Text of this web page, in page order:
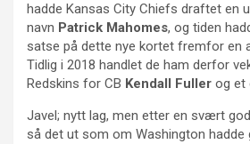
hadde Kansas City Chiefs draftet en
navn Patrick Mahomes, og tiden
satse på dette nye kortet fremfor en
Tidlig i 2018 handlet de ham derfor
Redskins for CB Kendall Fuller og et
Javel; nytt lag, men etter en svært
så det ut som om Washington hadde